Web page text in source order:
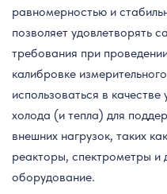
равномерностью и
позволяет удовлетворять
требования при
калибровке
использоваться в
холода (и тепла) для
внешних нагрузок, таких
реакторы, спектрометры и
оборудование.